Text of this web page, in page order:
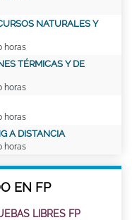
NATURALES Y
horas
TÉRMICAS Y DE
horas
horas
A DISTANCIA
horas
EN FP
LIBRES FP